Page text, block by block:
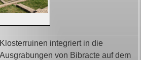
Klosterruinen integriert in die
Ausgrabungen von Bibracte auf dem